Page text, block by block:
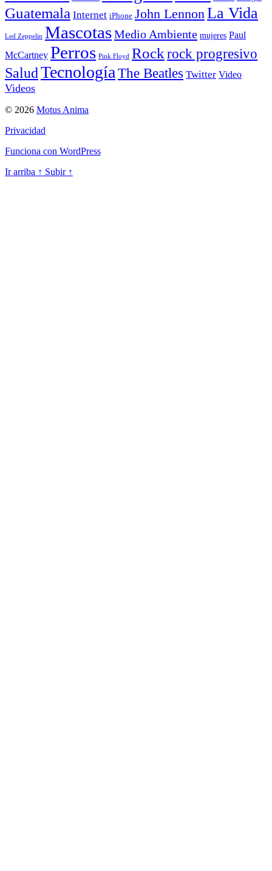
Guatemala Internet iPhone John Lennon La Vida
Led Zeppelin MascotasMedio Ambiente mujeres Paul
McCartney Perros Pink Floyd Rock rock progresivo
SaludTecnología The Beatles Twitter Video
Videos
© 2026 Motus Anima
Privacidad
Funciona con WordPress
Ir arriba ↑ Subir ↑